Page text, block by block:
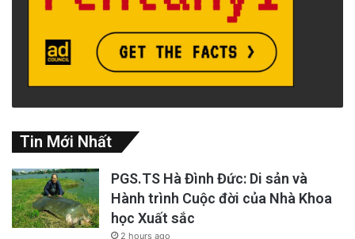
Tin Mới Nhất
PGS.TS Hà Đình Đức: Di sản và
Hành trình Cuộc đời của Nhà Khoa
học Xuất sắc
2 hours ago